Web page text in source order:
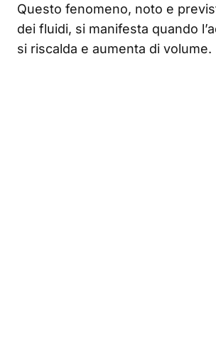
Questo fenomeno, noto e
dei fluidi, si manifesta quando
si riscalda e aumenta di volume.